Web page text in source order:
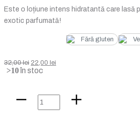
ulei
Japanese
Blossom
Este o loțiune intens hidratantă care lasă
exotic parfumată!
Fără gluten
32,00lei Prețul
inițial
fost:
22,00 lei
22,00 lei.
>10în stoc
Cantitate